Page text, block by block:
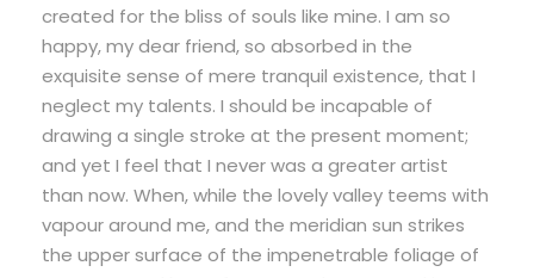
created for the bliss of souls like mine. I am so
happy, my dear friend, so absorbed in the
exquisite sense of mere tranquil existence, that I
neglect my talents. I should be incapable of
drawing a single stroke at the present moment;
and yet I feel that I never was a greater artist
than now. When, while the lovely valley teems with
vapour around me, and the meridian sun strikes
the upper surface of the impenetrable foliage of